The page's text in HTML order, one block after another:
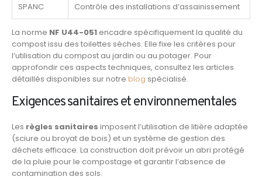
SPANC Contrôle des installations d’assainissement
La norme NF U44-051 encadre spécifiquement la qualité du
compost issu des toilettes sèches. Elle fixe les critères pour
l’utilisation du compost au jardin ou au potager. Pour
approfondir ces aspects techniques, consultez les articles
détaillés disponibles sur notre blog spécialisé.
Exigences sanitaires et environnementales
Les règles sanitaires imposent l’utilisation de litière adaptée
(sciure ou broyat de bois) et un système de gestion des
déchets efficace. La construction doit prévoir un abri protégé
de la pluie pour le compostage et garantir l’absence de
contamination des sols.